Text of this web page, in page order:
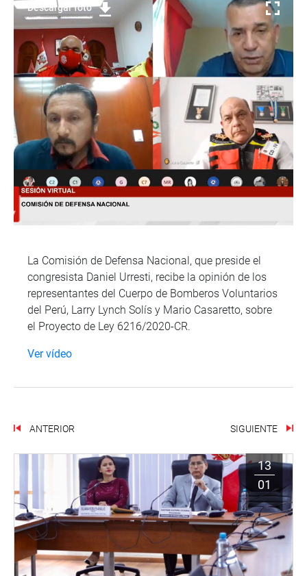
Descargar foto
La Comisión de Defensa Nacional, que preside el
congresista Daniel Urresti, recibe la opinión de los
representantes del Cuerpo de Bomberos Voluntarios
del Perú, Larry Lynch Solís y Mario Casaretto, sobre
el Proyecto de Ley 6216/2020-CR.
Ver vídeo
ANTERIOR SIGUIENTE
13
01